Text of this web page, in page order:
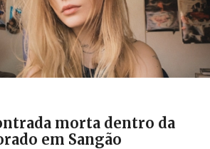
morta dentro da
em Sangão